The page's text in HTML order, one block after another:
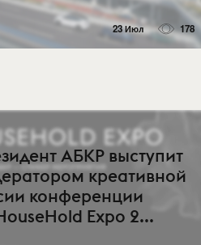
23 Июл 178
АБКР выступит
креативной
конференции
Expo 2...